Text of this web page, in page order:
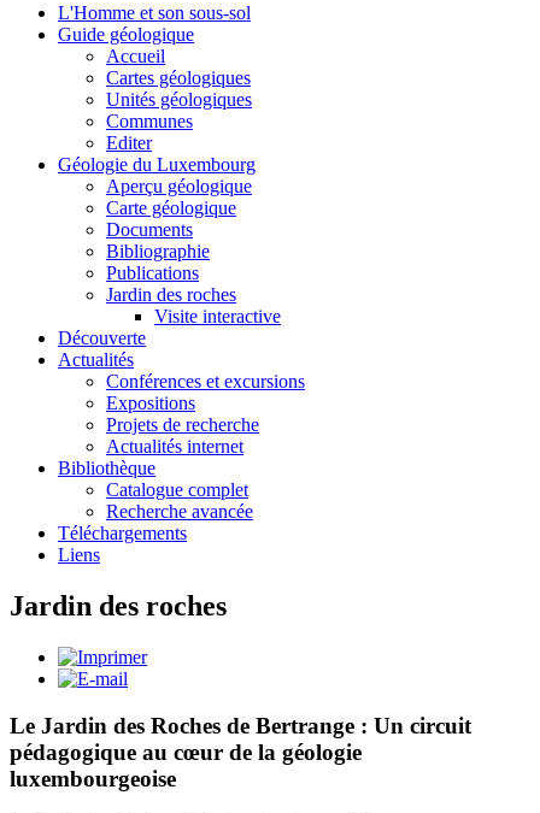
L'Homme et son sous-sol
Guide géologique
Accueil
Cartes géologiques
Unités géologiques
Communes
Editer
Géologie du Luxembourg
Aperçu géologique
Carte géologique
Documents
Bibliographie
Publications
Jardin des roches
Visite interactive
Découverte
Actualités
Conférences et excursions
Expositions
Projets de recherche
Actualités internet
Bibliothèque
Catalogue complet
Recherche avancée
Téléchargements
Liens
Jardin des roches
Le Jardin des Roches de Bertrange : Un circuit
pédagogique au cœur de la géologie
luxembourgeoise